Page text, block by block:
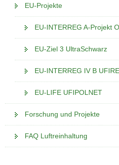
EU-Projekte
EU-INTERREG A-Projekt
EU-Ziel 3 UltraSchwarz
EU-INTERREG IV B
EU-LIFE UFIPOLNET
Forschung und Projekte
FAQ Luftreinhaltung